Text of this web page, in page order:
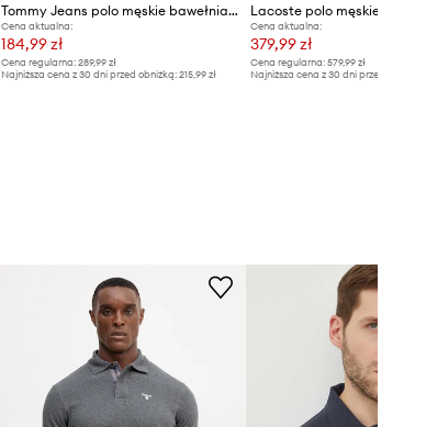
Tommy Jeans polo męskie bawełniane
Cena aktualna:
184,99 zł
Cena regularna:289,99 zł
Najniższa cena z 30 dni przed obniżką:215,99 zł
Lacoste polo męskie z
Cena aktualna:
379,99 zł
Cena regularna: 579,99 zł
Najniższa cena z 30 dni przed obniżką: